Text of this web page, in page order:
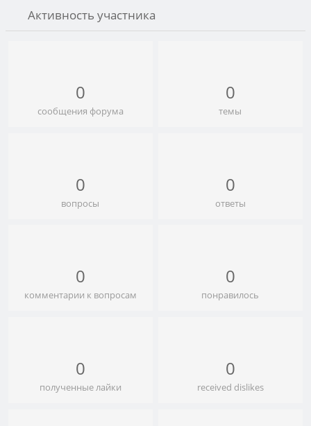
Активность участника
0
сообщения форума
0
темы
0
вопросы
0
ответы
0
комментарии к вопросам
0
понравилось
0
полученные лайки
0
received dislikes